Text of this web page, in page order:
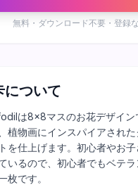
無料・ダウンロード不要・登録
について
は8×8マスのお花デザイン
植物画にインスパイアされ
を仕上げます。初心者やお子
いるので、初心者でもベテ
枚です。